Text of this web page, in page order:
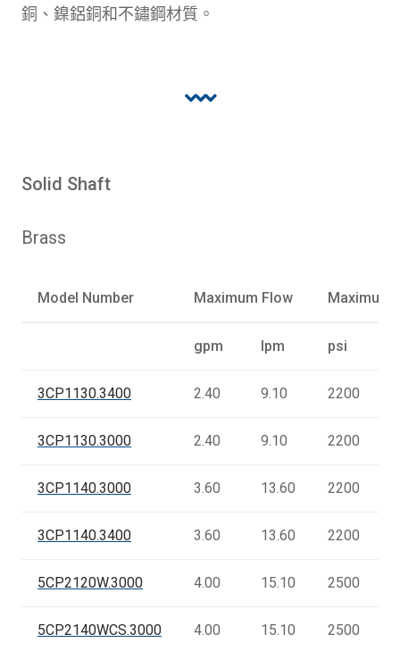
銅、鎳鋁銅和不鏽鋼材質。
Solid Shaft
Brass
Model Number Maximum Flow Maximum
gpm lpm psi
3CP1130.3400 2.40 9.10 2200
3CP1130.3000 2.40 9.10 2200
3CP1140.3000 3.60 13.60 2200
3CP1140.3400 3.60 13.60 2200
5CP2120W.3000 4.00 15.10 2500
5CP2140WCS.3000 4.00 15.10 2500